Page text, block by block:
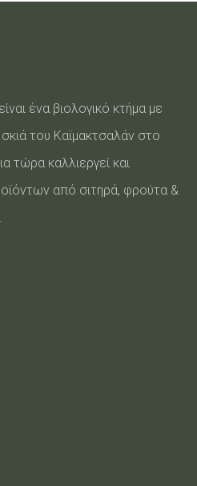
ένα βιολογικό κτήμα με
του Καϊμακτσαλάν στο
τώρα καλλιεργεί και
από σιτηρά, φρούτα &